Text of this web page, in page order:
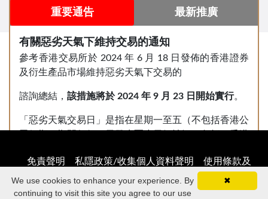
重要通告 最新推廣
有關惡劣天氣下維持交易的通知
參考香港交易所於 2024 年 6 月 18 日發佈的香港證券
及衍生產品市場維持惡劣天氣下交易的
諮詢總結， 該措施將於 2024 年 9 月 23 日開始實行。
「惡劣天氣交易日」是指在星期一至五（不包括香港公
香港特區政府發出的「極端情況」公告。
鑑於香港交易及結算所有限公司（下稱「港交所」）宣
免責聲明 私隱政策/收集個人資料聲明
使用條款及
網絡訊息安全提示 ✖
We use cookies to enhance your experience. By
continuing to visit this site you agree to our use